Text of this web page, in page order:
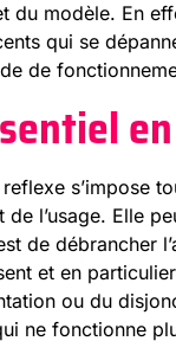
du modèle. En
qui se
de
s’impose
de l’usage. Elle
de débrancher
et en
ou du
ne fonctionne